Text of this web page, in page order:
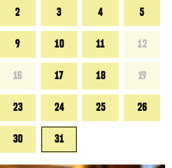
2 3 4 5
9 10 11 12
16 17 18 19
23 24 25 26
30 31